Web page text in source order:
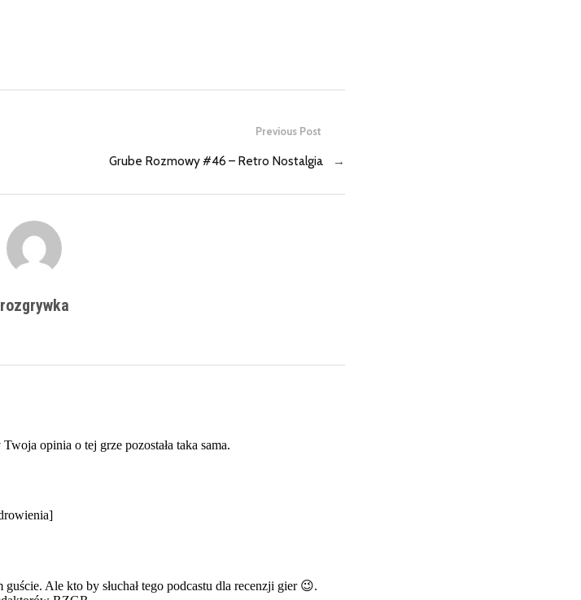
Previous Post
Grube Rozmowy #46 – Retro Nostalgia →
rozgrywka